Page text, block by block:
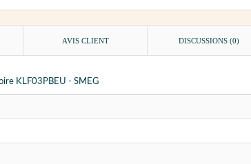
AVIS CLIENT DISCUSSIONS (0)
KLF03PBEU - SMEG